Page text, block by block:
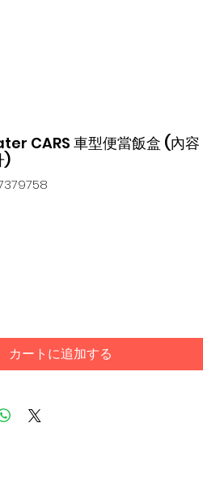
CARS 車型便當飯盒 (內容
)
カートに追加する